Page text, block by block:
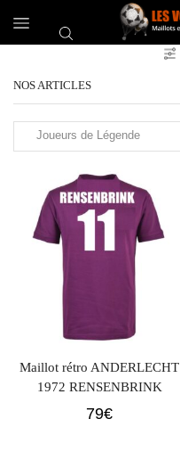
NOS ARTICLES
Joueurs de Légende
Maillot rétro ANDERLECHT
1972 RENSENBRINK
79€